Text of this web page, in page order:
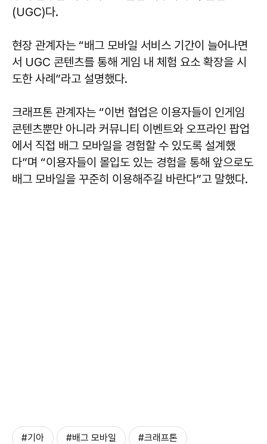
(UGC)다.
현장 관계자는 “배그 모바일 서비스 기간이 늘어나면
서 UGC 콘텐츠를 통해 게임 내 체험 요소 확장을 시
도한 사례”라고 설명했다.
크래프톤 관계자는 “이번 협업은 이용자들이 인게임
콘텐츠뿐만 아니라 커뮤니티 이벤트와 오프라인 팝업
에서 직접 배그 모바일을 경험할 수 있도록 설계했
다”며 “이용자들이 몰입도 있는 경험을 통해 앞으로도
배그 모바일을 꾸준히 이용해주길 바란다”고 말했다.
#기아 #배그 모바일 #크래프톤